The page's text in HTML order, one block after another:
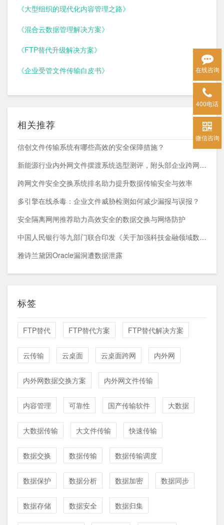
《大型组织的现代化内容管理之路》
《混合云数据管理解决方案》
《FTP替代升级解决方案》
《企业受管文件传输白皮书》
相关推荐
信创文件传输系统有哪些高效的安全保障措施？
新能源行业内外网文件摆渡系统选型测评，附头部企业跨网部署案例
跨网文件安全交换系统排名助力提升数据传输安全与效率
多引擎在线杀毒：企业文件威胁检测如何减少漏报与误报？
安全隔离网闸推荐助力高效安全的数据交换与网络防护
中国人民银行等九部门联合印发《关于加强科技金融领域数据开发利用的通知》
雅诗兰黛因Oracle漏洞遭数据泄露
标签
FTP替代 FTP替代方案 FTP替代解决方案
云传输 云桌面 云桌面跨网 内外网
内外网数据交换方案 内外网文件传输
内容管理 可靠性 国产传输软件 大数据
大数据传输 大文件传输 快速传输
数据交换 数据传输 数据传输调度
数据保护 数据分析 数据加密 数据同步
数据存储 数据安全 数据归集
在线咨询
400电话
微信咨询